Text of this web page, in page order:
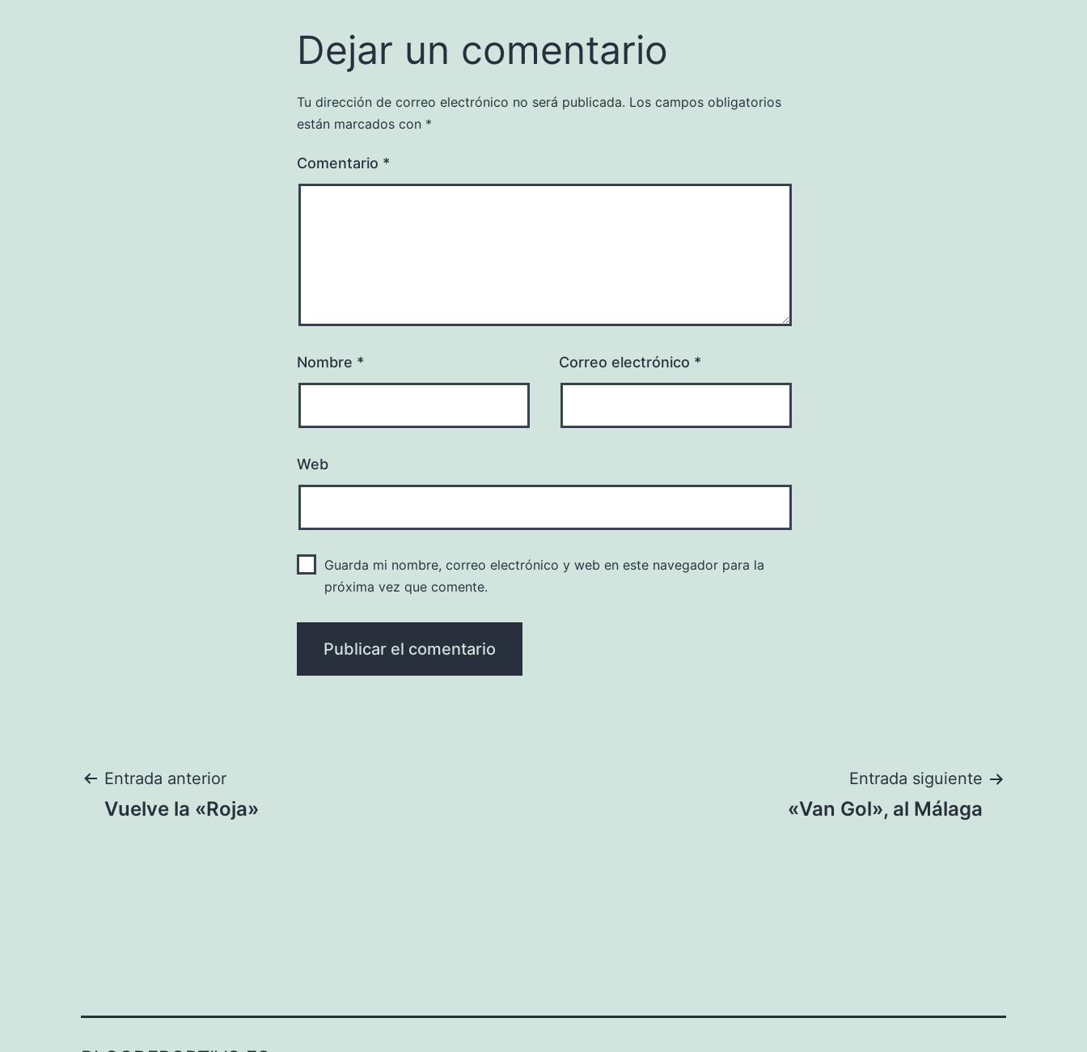
Dejar un comentario
Tu dirección de correo electrónico no será publicada. Los campos obligatorios
están marcados con *
Comentario *
Nombre * Correo electrónico *
Web
Guarda mi nombre, correo electrónico y web en este navegador para la
próxima vez que comente.
Navegación
Entrada anterior
Vuelve la «Roja»
Entrada siguiente
«Van Gol», al Málaga